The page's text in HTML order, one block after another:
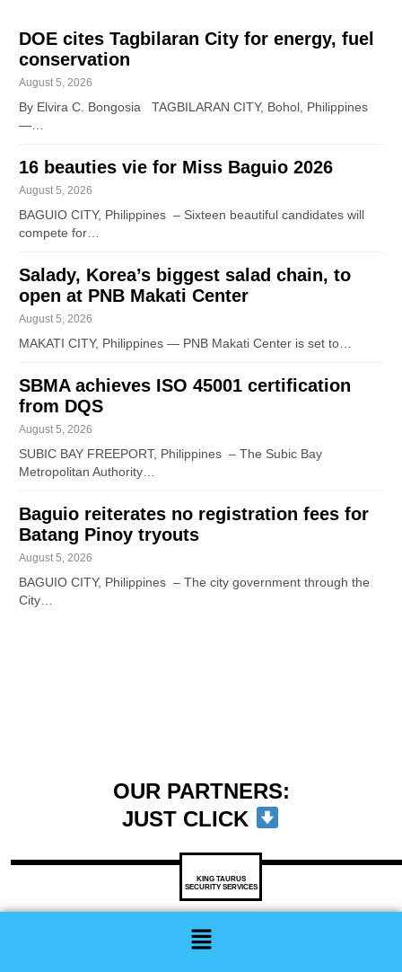
DOE cites Tagbilaran City for energy, fuel
conservation
August 5, 2026
By Elvira C. Bongosia TAGBILARAN CITY, Bohol, Philippines
—…
16 beauties vie for Miss Baguio 2026
August 5, 2026
BAGUIO CITY, Philippines – Sixteen beautiful candidates will
compete for…
Salady, Korea’s biggest salad chain, to
open at PNB Makati Center
August 5, 2026
MAKATI CITY, Philippines — PNB Makati Center is set to…
SBMA achieves ISO 45001 certification
from DQS
August 5, 2026
SUBIC BAY FREEPORT, Philippines – The Subic Bay
Metropolitan Authority…
Baguio reiterates no registration fees for
Batang Pinoy tryouts
August 5, 2026
BAGUIO CITY, Philippines – The city government through the
City…
OUR PARTNERS:
JUST CLICK
KING TAURUS
SECURITY SERVICES
Menu